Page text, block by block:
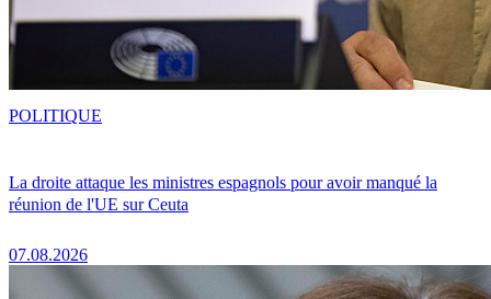
La droite attaque les ministres espagnols pour avoir manqué la
réunion de l'UE sur Ceuta
07.08.2026
POLITIQUE